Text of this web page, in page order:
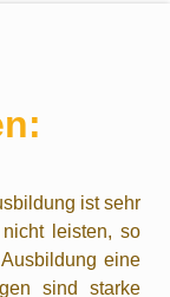
ist sehr
leisten, so
eine
sind starke